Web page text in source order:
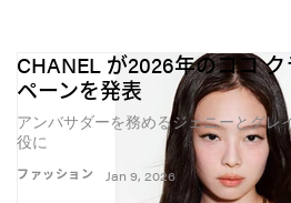
ファッション
CHANEL が2026年のココ
ペーンを発表
アンバサダーを務めるジェニーとグレ
役に
Jan 9, 2026